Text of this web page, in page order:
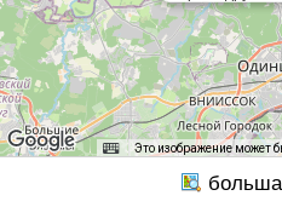
Это изображение может